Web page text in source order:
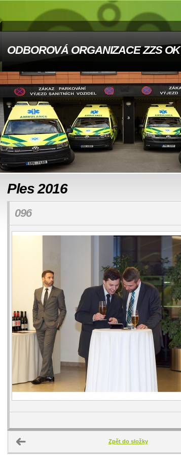
ODBOROVÁ ORGANIZACE ZZS OK
Ples 2016
096
Zpět do složky